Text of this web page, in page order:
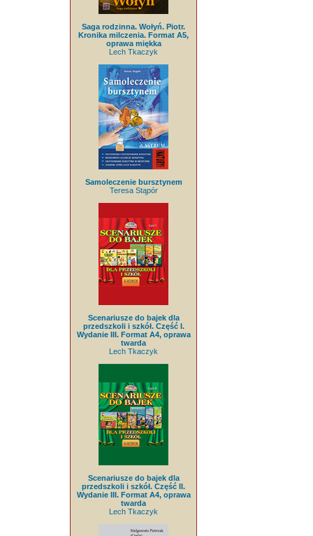
Saga rodzinna. Wołyń. Piotr.
Kronika milczenia. Format A5,
oprawa miękka
Lech Tkaczyk
Samoleczenie bursztynem
Teresa Stąpór
Scenariusze do bajek dla
przedszkoli i szkół. Część I.
Wydanie III. Format A4, oprawa
twarda
Lech Tkaczyk
Scenariusze do bajek dla
przedszkoli i szkół. Część II.
Wydanie III. Format A4, oprawa
twarda
Lech Tkaczyk